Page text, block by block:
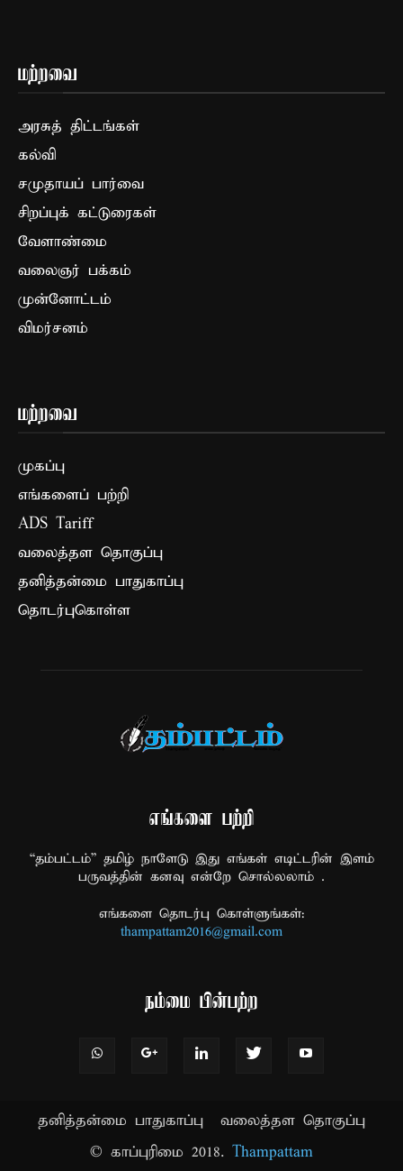
மற்றவை
அரசுத் திட்டங்கள்
கல்வி
சமுதாயப் பார்வை
சிறப்புக் கட்டுரைகள்
வேளாண்மை
வலைஞர் பக்கம்
முன்னோட்டம்
விமர்சனம்
மற்றவை
முகப்பு
எங்களைப் பற்றி
ADS Tariff
வலைத்தள தொகுப்பு
தனித்தன்மை பாதுகாப்பு
தொடர்புகொள்ள
எங்களை பற்றி
“தம்பட்டம்” தமிழ் நாளேடு இது எங்கள் எடிட்டரின் இளம்
பருவத்தின் கனவு என்றே சொல்லலாம் .
எங்களை தொடர்பு கொள்ளுங்கள்:
thampattam2016@gmail.com
நம்மை பின்பற்ற
தனித்தன்மை பாதுகாப்பு
வலைத்தள தொகுப்பு
© காப்புரிமை 2018. Thampattam